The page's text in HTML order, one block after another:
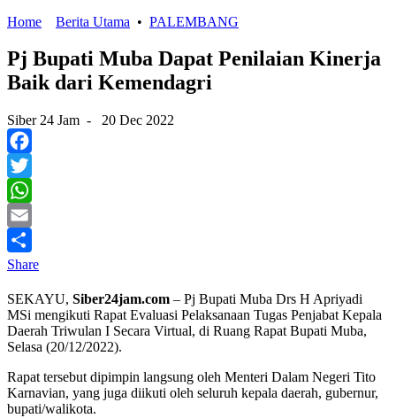
Home
Berita Utama • PALEMBANG
Pj Bupati Muba Dapat Penilaian Kinerja
Baik dari Kemendagri
Siber 24 Jam - 20 Dec 2022
Facebook
Twitter
WhatsApp
Email
Share
SEKAYU, Siber24jam.com – Pj Bupati Muba Drs H Apriyadi
MSi mengikuti Rapat Evaluasi Pelaksanaan Tugas Penjabat Kepala
Daerah Triwulan I Secara Virtual, di Ruang Rapat Bupati Muba,
Selasa (20/12/2022).
Rapat tersebut dipimpin langsung oleh Menteri Dalam Negeri Tito
Karnavian, yang juga diikuti oleh seluruh kepala daerah, gubernur,
bupati/walikota.